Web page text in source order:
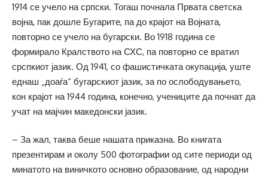
1914 се учело на српски. Тогаш почнала Првата светска
војна, пак дошле Бугарите, па до крајот на Војната,
повторно се учело на бугарски. Во 1918 година се
формирало Кралството на СХС, па повторно се вратил
срспкиот јазик. Од 1941, со фашистичката окупација, уште
еднаш „доаѓа“ бугарскиот јазик, за по ослободувањето,
кон крајот на 1944 година, конечно, учениците да почнат да
учат на мајчин македонски јазик.
– За жал, таква беше нашата приказна. Во книгата
презентирам и околу 500 фотографии од сите периоди од
минатото на виничкото основно образование, од народни